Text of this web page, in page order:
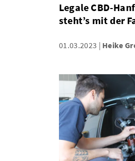
Legale CBD-
steht’s mit der
01.03.2023 Heike